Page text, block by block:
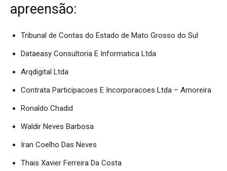
apreensão:
Tribunal de Contas do Estado de Mato Grosso do Sul
Dataeasy Consultoria E Informatica Ltda
Arqdigital Ltda
Contrata Participacoes E Incorporacoes Ltda – Amoreira
Ronaldo Chadid
Waldir Neves Barbosa
Iran Coelho Das Neves
Thais Xavier Ferreira Da Costa